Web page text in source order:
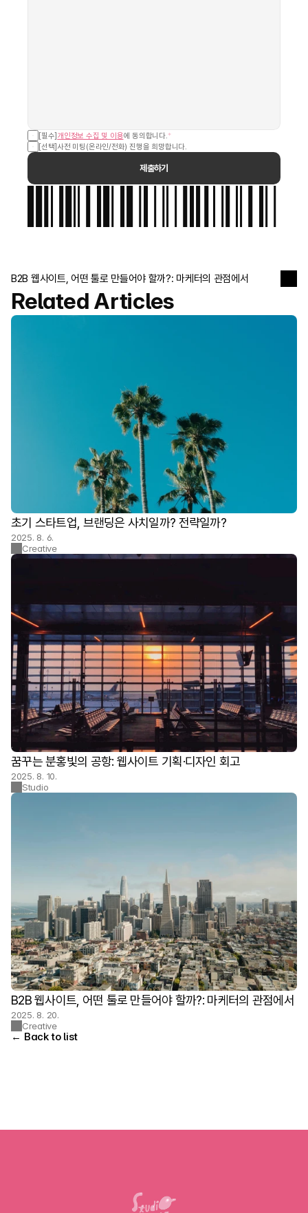
PLASTIC BAG
[필수] 개인정보 수집 및 이용에 동의합니다.*
[선택]사전 미팅(온라인/전화) 진행을 희망합니다.
제출하기
B2B 웹사이트, 어떤 툴로 만들어야 할까?: 마케터의 관점에서
Related Articles
초기 스타트업, 브랜딩은 사치일까? 전략일까?
2025. 8. 6.
Creative
꿈꾸는 분홍빛의 공항: 웹사이트 기획·디자인 회고
2025. 8. 10.
Studio
B2B 웹사이트, 어떤 툴로 만들어야 할까?: 마케터의 관점에서
2025. 8. 20.
Creative
← Back to list